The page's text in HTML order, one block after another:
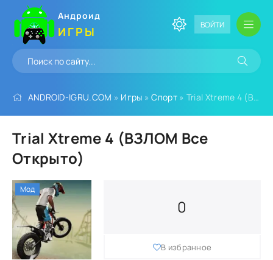
Андроид
ИГРЫ ВОЙТИ
ANDROID-IGRU.COM » Игры »Спорт» Trial Xtreme 4 (ВЗЛОМ Все Открыто)
Trial Xtreme 4 (ВЗЛОМ Все
Открыто)
0
В избранное
Мод